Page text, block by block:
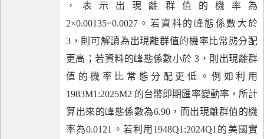
，表示出現離群值的機率為
2×0.00135=0.0027。若資料的峰態係數大於
3，則可解讀為出現離群值的機率比常態分配
更高；若資料的峰態係數小於 3，則出現離群
值的機率比常態分配更低。例如利用
1983M1:2025M2 的台幣即期匯率變動率，所計
算出來的峰態係數為6.90，而出現離群值的機
率為0.0121。若利用1948Q1:2024Q1的美國實